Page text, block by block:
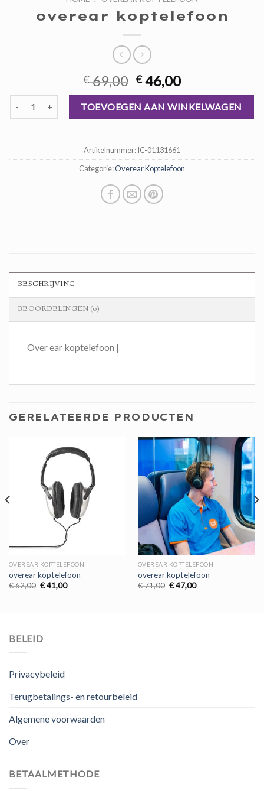
overear koptelefoon
€69,00 Oorspronkelijke
prijs
was:
€ 69,00.
€46,00Huidige
prijs
is:
€ 46,00.
overear koptelefoon aantalTOEVOEGEN AAN WINKELWAGEN
Artikelnummer:IC-01131661
Categorie:Overear Koptelefoon
BESCHRIJVING
BEOORDELINGEN (0)
Over ear koptelefoon |
GERELATEERDE PRODUCTEN
OVEREAR KOPTELEFOON
overear koptelefoon
€62,00 Oorspronkelijke
€41,00Huidige
OVEREAR KOPTELEFOON
overear koptelefoon
€71,00 Oorspronkelijke
€47,00Huidige
BELEID
Privacybeleid
Terugbetalings- en retourbeleid
Algemene voorwaarden
Over
BETAALMETHODE